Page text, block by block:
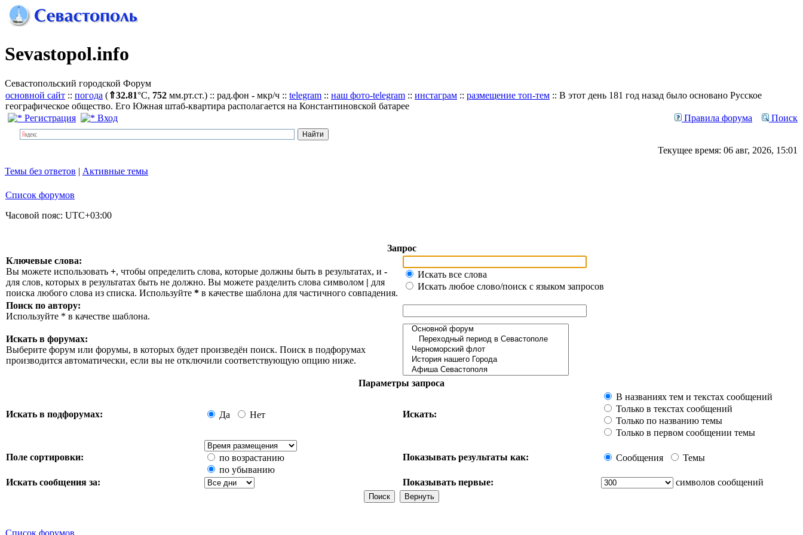
Sevastopol.info
Севастопольский городской Форум
основной сайт :: погода (⇑32.81°C, 752 мм.рт.ст.) :: рад.фон - мкр/ч :: telegram :: наш фото-telegram :: инстаграм :: размещение топ-тем :: В этот день 181 год назад было основано Русское
географическое общество. Его Южная штаб-квартира располагается на Константиновской батарее
Регистрация
Вход Правила форума Поиск
Текущее время: 06 авг, 2026, 15:01
Темы без ответов | Активные темы
Список форумов
Часовой пояс: UTC+03:00
Запрос
Ключевые слова:
Вы можете использовать +, чтобы определить слова, которые должны быть в результатах, и -
для слов, которых в результатах быть не должно. Вы можете разделить слова символом | для
поиска любого слова из списка. Используйте * в качестве шаблона для частичного совпадения.
Искать все слова
Искать любое слово/поиск с языком запросов
Поиск по автору:
Используйте * в качестве шаблона.
Искать в форумах:
Выберите форум или форумы, в которых будет произведён поиск. Поиск в подфорумах
производится автоматически, если вы не отключили соответствующую опцию ниже.
Параметры запроса
Искать в подфорумах: Да Нет Искать:
В названиях тем и текстах сообщений
Только в текстах сообщений
Только по названию темы
Только в первом сообщении темы
Поле сортировки:
по возрастанию
по убыванию
Показывать результаты как: Сообщения Темы
Искать сообщения за: Показывать первые: символов сообщений
Список форумов